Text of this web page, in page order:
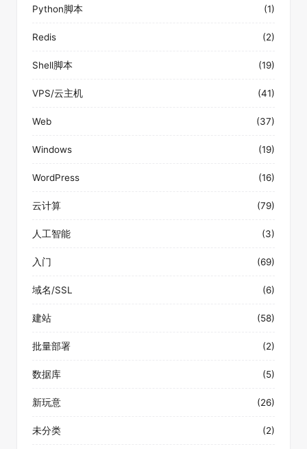
Python脚本 (1)
Redis (2)
Shell脚本 (19)
VPS/云主机 (41)
Web (37)
Windows (19)
WordPress (16)
云计算 (79)
人工智能 (3)
入门 (69)
域名/SSL (6)
建站 (58)
批量部署 (2)
数据库 (5)
新玩意 (26)
未分类 (2)